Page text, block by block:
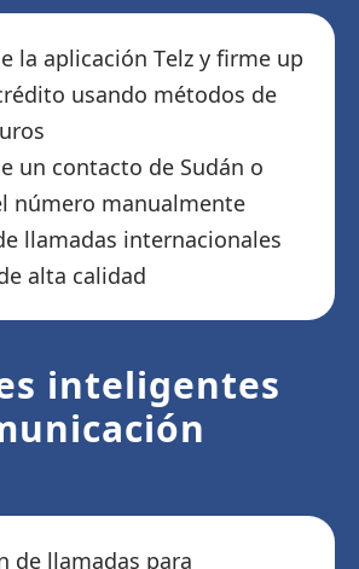
la aplicación Telz y firme up
usando métodos de
un contacto de Sudán o
número manualmente
llamadas internacionales
alta calidad
inteligentes
de llamadas para